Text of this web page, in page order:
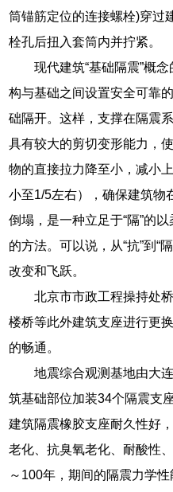
筒锚筋定位的连接螺栓)穿过
栓孔后扭入套筒内并拧紧。
现代建筑“基础隔震”概
构与基础之间设置安全可靠
础隔开。这样，支撑在隔震
具有较大的剪切变形能力，
物的直接拉力降至小，减小
小至1/5左右），确保建筑物
倒塌，是一种立足于“隔”的
的方法。可以说，从“抗”到“
改变和飞跃。
北京市市政工程操持处
楼桥等此外建筑支座进行更
的畅通。
地震综合观测基地由大
筑基础部位加装34个隔震支
建筑隔震橡胶支座耐久性好
老化、抗臭氧老化、耐酸性
～100年，期间的隔震力学